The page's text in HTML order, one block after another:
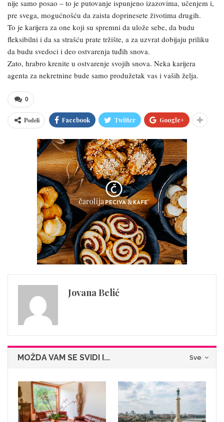
nije samo posao – to je putovanje ispunjeno izazovima, učenjem i,
pre svega, mogućnošću da zaista doprinesete životima drugih.
To je karijera za one koji su spremni da ulože sebe, da budu
fleksibilni i da sa strašću prate tržište, a za uzvrat dobijaju priliku
da budu svedoci i deo ostvarenja tuđih snova.
Zato, hrabro krenite u ostvarenje svojih snova. Neka karijera
agenta za nekretnine bude samo produžetak vas i vaših želja.
0
Podeli Facebook Twitter Google+
Jovana Belić
Sve
MOŽDA VAM SE SVIDI I...